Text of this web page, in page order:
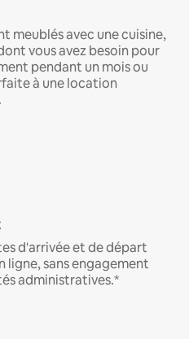
meublés avec une cuisine,
vous avez besoin pour
pendant un mois ou
à une location
d'arrivée et de départ
ligne, sans engagement
administratives.*